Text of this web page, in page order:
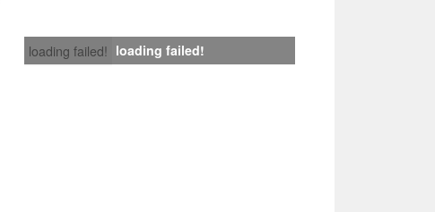
loading failed! loading failed!